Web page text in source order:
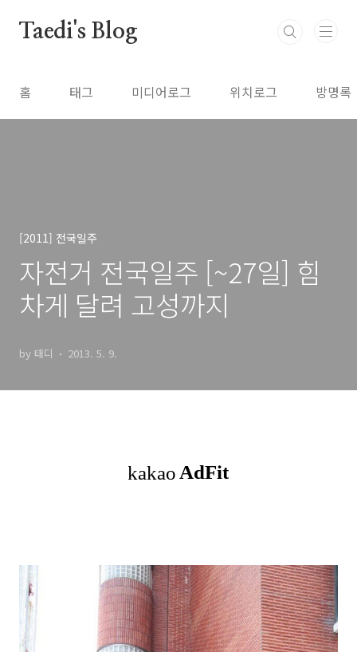
Taedi's Blog
홈 태그 미디어로그 위치로그 방명록
[2011] 전국일주
자전거 전국일주 [~27일] 힘
차게 달려 고성까지
by 태디 2013. 5. 9.